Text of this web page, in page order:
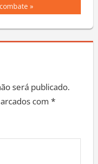
será publicado.
com *